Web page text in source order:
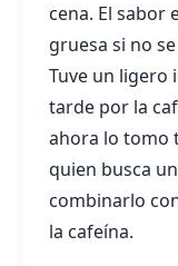
cena. El sabor
gruesa si no
Tuve un ligero
tarde por la
ahora lo tomo
quien busca
combinarlo
la cafeína.